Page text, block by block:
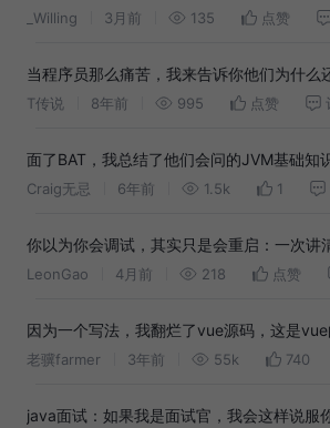
_Willing 3月前 135 点赞
当程序员那么痛苦，我来告诉你他们为什么
T传说 8年前 995 点赞
面了BAT，我总结了他们会问的JVM基础知
Craig无忌 6年前 1.5k 1
你以为你会调试，其实只是会重启：一次讲
辑
LeonGao 4月前 218 点赞
因为一个写法，我翻烂了vue源码，这是
提pr！
老骥farmer 3年前 55k 740
java面试：如果我是面试官，我会这样说服